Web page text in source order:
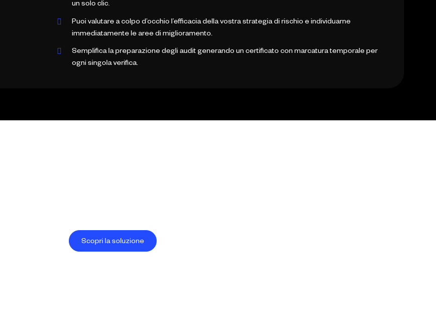
un solo clic.
Puoi valutare a colpo d’occhio l’efficacia della vostra strategia di rischio e individuarne
immediatamente le aree di miglioramento.
Semplifica la preparazione degli audit generando un certificato con marcatura temporale per
ogni singola verifica.
Scopri la soluzione